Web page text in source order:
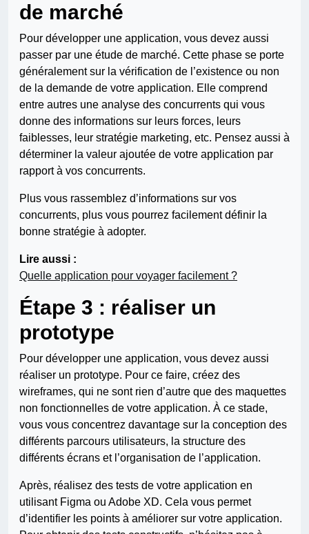
de marché
Pour développer une application, vous devez aussi
passer par une étude de marché. Cette phase se porte
généralement sur la vérification de l’existence ou non
de la demande de votre application. Elle comprend
entre autres une analyse des concurrents qui vous
donne des informations sur leurs forces, leurs
faiblesses, leur stratégie marketing, etc. Pensez aussi à
déterminer la valeur ajoutée de votre application par
rapport à vos concurrents.
Plus vous rassemblez d’informations sur vos
concurrents, plus vous pourrez facilement définir la
bonne stratégie à adopter.
Lire aussi :
Quelle application pour voyager facilement ?
Étape 3 : réaliser un
prototype
Pour développer une application, vous devez aussi
réaliser un prototype. Pour ce faire, créez des
wireframes, qui ne sont rien d’autre que des maquettes
non fonctionnelles de votre application. À ce stade,
vous vous concentrez davantage sur la conception des
différents parcours utilisateurs, la structure des
différents écrans et l’organisation de l’application.
Après, réalisez des tests de votre application en
utilisant Figma ou Adobe XD. Cela vous permet
d’identifier les points à améliorer sur votre application.